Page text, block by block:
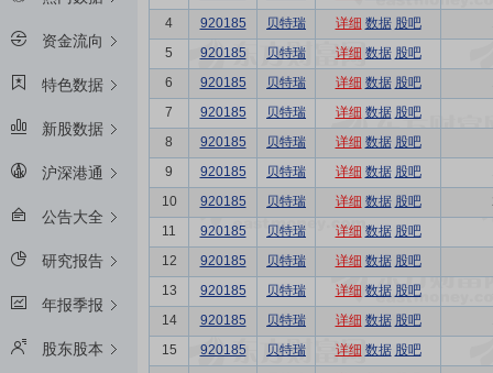
资金流向
特色数据
新股数据
沪深港通
公告大全
研究报告
年报季报
股东股本
4
920185 贝特瑞 详细 数据 股吧
5
920185 贝特瑞 详细 数据 股吧
6
920185 贝特瑞 详细 数据 股吧
7
920185 贝特瑞 详细 数据 股吧
8
920185 贝特瑞 详细 数据 股吧
9
920185 贝特瑞 详细 数据 股吧
10
920185 贝特瑞 详细 数据 股吧
11
920185 贝特瑞 详细 数据 股吧
12
920185 贝特瑞 详细 数据 股吧
13
920185 贝特瑞 详细 数据 股吧
14
920185 贝特瑞 详细 数据 股吧
15
920185 贝特瑞 详细 数据 股吧